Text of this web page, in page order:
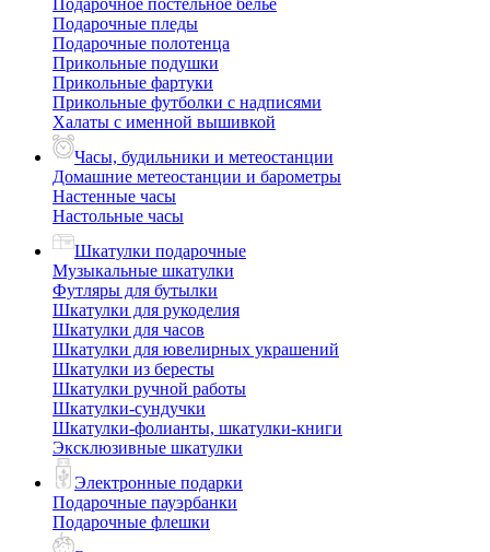
Подарочное постельное белье
Подарочные пледы
Подарочные полотенца
Прикольные подушки
Прикольные фартуки
Прикольные футболки с надписями
Халаты с именной вышивкой
Часы, будильники и метеостанции
Домашние метеостанции и барометры
Настенные часы
Настольные часы
Шкатулки подарочные
Музыкальные шкатулки
Футляры для бутылки
Шкатулки для рукоделия
Шкатулки для часов
Шкатулки для ювелирных украшений
Шкатулки из бересты
Шкатулки ручной работы
Шкатулки-сундучки
Шкатулки-фолианты, шкатулки-книги
Эксклюзивные шкатулки
Электронные подарки
Подарочные пауэрбанки
Подарочные флешки